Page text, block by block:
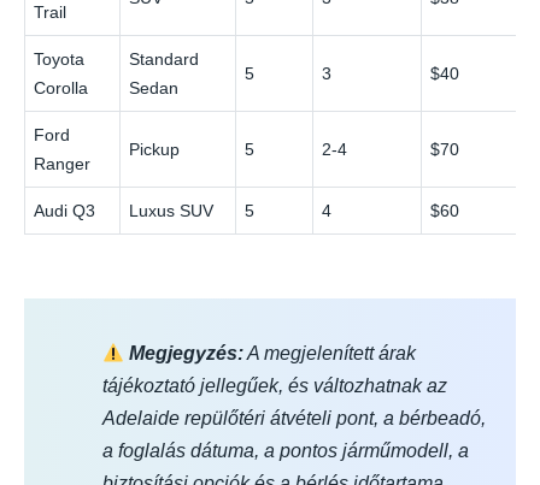
Trail
Toyota
Corolla
Standard
Sedan
5 3 $40
Ford
Ranger
Pickup 5 2-4 $70
Audi Q3 Luxus SUV 5 4 $60
Megjegyzés:A megjelenített árak
tájékoztató jellegűek, és változhatnak az
Adelaide repülőtéri átvételi pont, a bérbeadó,
a foglalás dátuma, a pontos járműmodell, a